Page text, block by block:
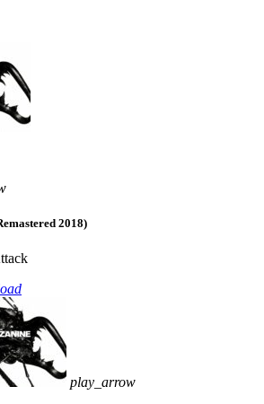
2018)
play_arrow